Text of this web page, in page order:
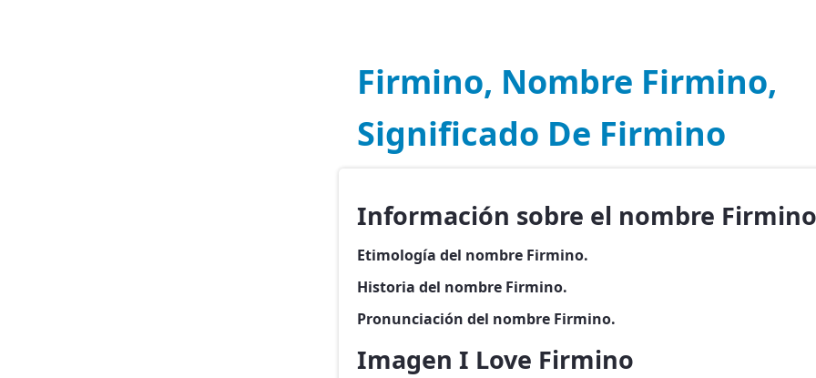
Firmino, Nombre Firmino,
Significado De Firmino
Información sobre el nombre Firmino
Etimología del nombre Firmino.
Historia del nombre Firmino.
Pronunciación del nombre Firmino.
Imagen I Love Firmino